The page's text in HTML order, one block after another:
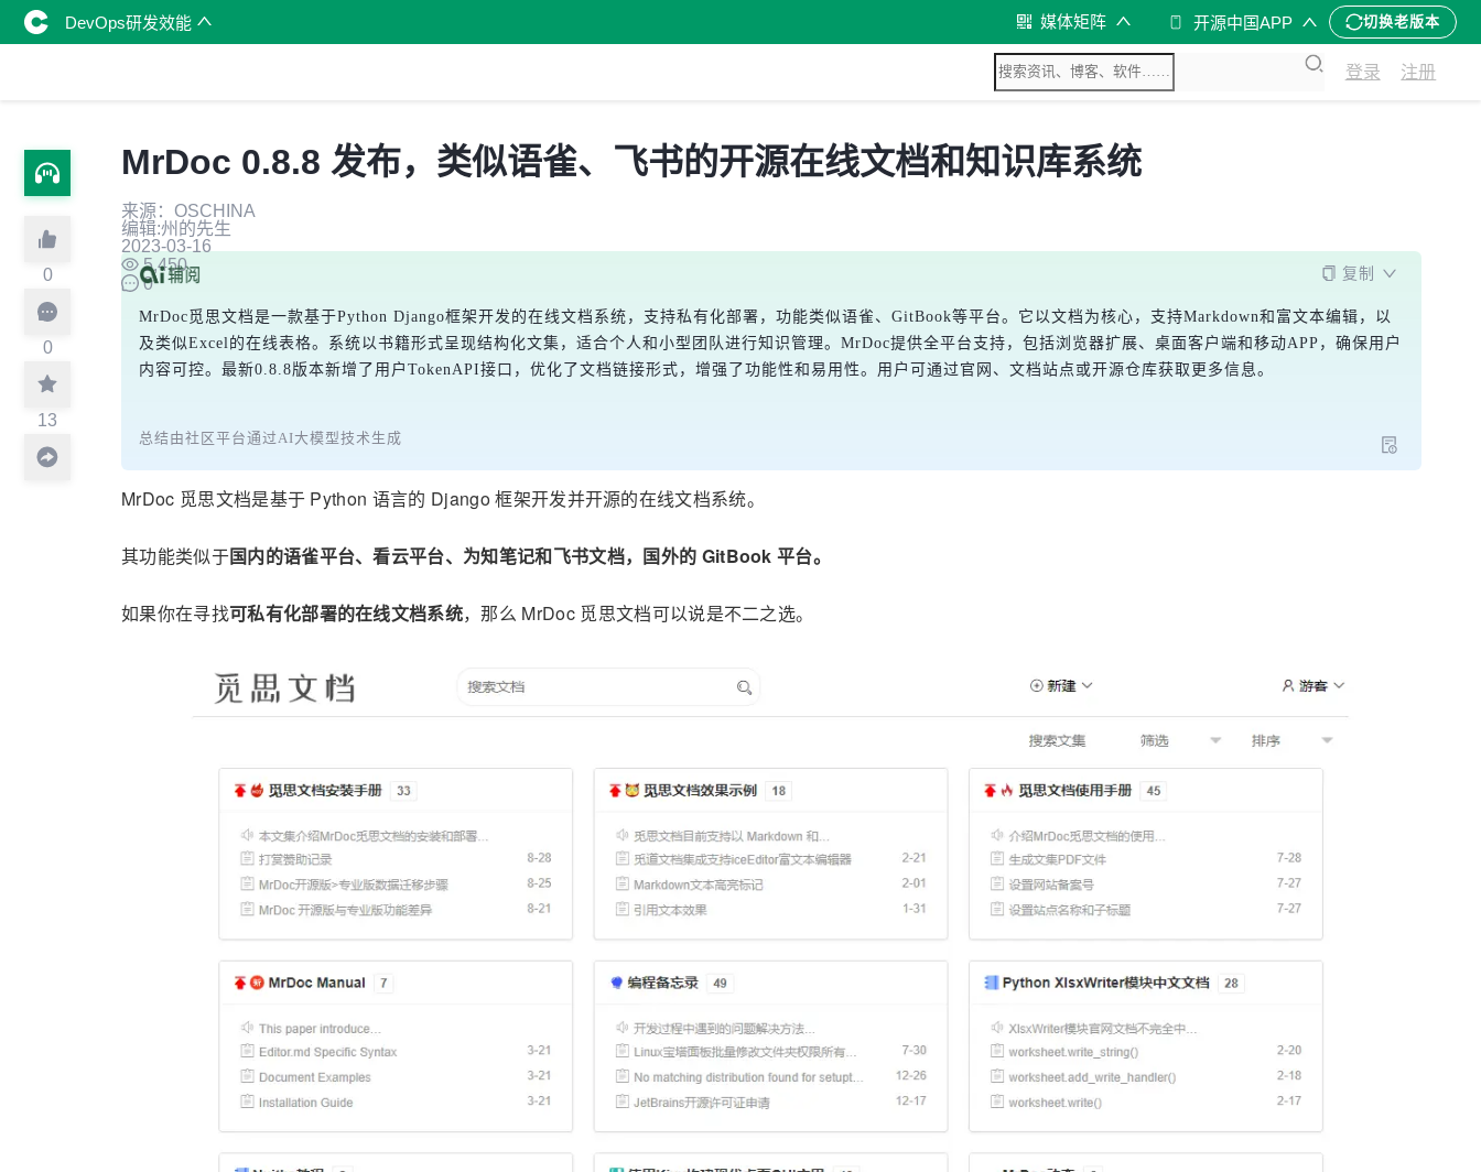
DevOps研发效能 媒体矩阵 开源中国APP 切换老版本
登录 注册
0
0
13
MrDoc 0.8.8 发布，类似语雀、飞书的开源在线文档和知识库系统
来源：OSCHINA
编辑:州的先生
2023-03-16
5,450
0
复制
MrDoc觅思文档是一款基于Python Django框架开发的在线文档系统，支持私有化部署，功能类似语雀、GitBook等平台。它以文档为核心，支持Markdown和富文本编辑，以
及类似Excel的在线表格。系统以书籍形式呈现结构化文集，适合个人和小型团队进行知识管理。MrDoc提供全平台支持，包括浏览器扩展、桌面客户端和移动APP，确保用户
内容可控。最新0.8.8版本新增了用户TokenAPI接口，优化了文档链接形式，增强了功能性和易用性。用户可通过官网、文档站点或开源仓库获取更多信息。
总结由社区平台通过AI大模型技术生成
MrDoc 觅思文档是基于 Python 语言的 Django 框架开发并开源的在线文档系统。
其功能类似于国内的语雀平台、看云平台、为知笔记和飞书文档，国外的 GitBook 平台。
如果你在寻找可私有化部署的在线文档系统，那么 MrDoc 觅思文档可以说是不二之选。